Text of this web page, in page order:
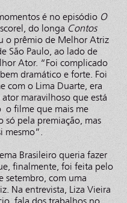
é no episódio O
do longaContos
o prêmio de Melhor Atriz
São Paulo, ao lado de
Ator. “Foi complicado
dramático e forte. Foi
com o Lima Duarte, era
maravilhoso que está
o filme que mais me
só pela premiação, mas
mesmo”.
Brasileiro queria fazer
finalmente, foi feita pelo
setembro, com uma
Na entrevista, Liza Vieira